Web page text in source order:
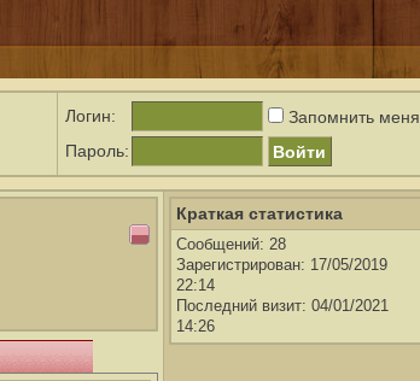
Логин:
Запомнить меня
Пароль:
Краткая статистика
Сообщений: 28
Зарегистрирован: 17/05/2019
22:14
Последний визит: 04/01/2021
14:26